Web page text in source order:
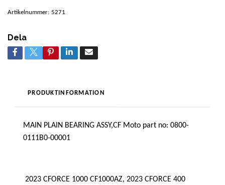
Artikelnummer: 5271
Dela
PRODUKTINFORMATION
MAIN PLAIN BEARING ASSY,CF Moto part no: 0800-
0111B0-00001
2023 CFORCE 1000 CF1000AZ, 2023 CFORCE 400